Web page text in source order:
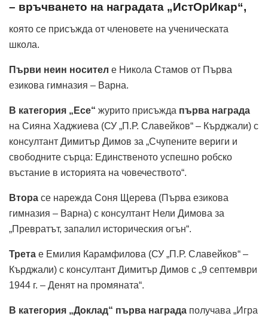
– връчването на наградата „ИстОрИкар“,
която се присъжда от членовете на ученическата
школа.
Първи неин носител е Никола Стамов от Първа
езикова гимназия – Варна.
В категория „Есе“ журито присъжда първа награда
на Сияна Хаджиева (СУ „П.Р. Славейков“ – Кърджали) с
консултант Димитър Димов за „Счупените вериги и
свободните сърца: Единственото успешно робско
въстание в историята на човечеството“.
Втора се нарежда Соня Щерева (Първа езикова
гимназия – Варна) с консултант Нели Димова за
„Превратът, запалил историческия огън“.
Трета е Емилия Карамфилова (СУ „П.Р. Славейков“ –
Кърджали) с консултант Димитър Димов с „9 септември
1944 г. – Денят на промяната“.
В категория „Доклад“ първа награда получава „Игра